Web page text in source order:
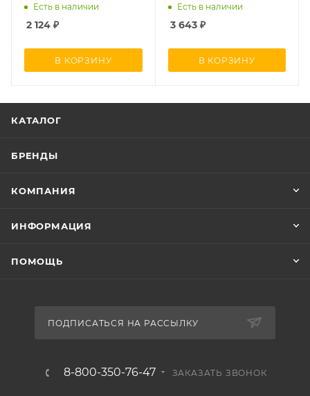
Есть в наличии
2 124 ₽
В КОРЗИНУ
Есть в наличии
3 643₽
В КОРЗИНУ
КАТАЛОГ
БРЕНДЫ
КОМПАНИЯ
ИНФОРМАЦИЯ
ПОМОЩЬ
ПОДПИСАТЬСЯ НА РАССЫЛКУ
8-800-350-76-47 ЗАКАЗАТЬ ЗВОНОК